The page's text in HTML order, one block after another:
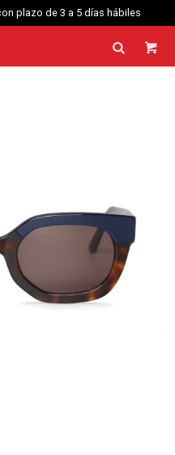
plazo de 3 a 5 días hábiles